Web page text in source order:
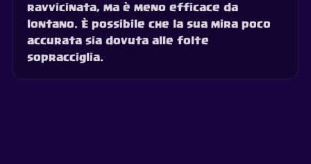
ravvicinata, ma è meno efficace da
lontano. È possibile che la sua mira poco
accurata sia dovuta alle folte
sopracciglia.